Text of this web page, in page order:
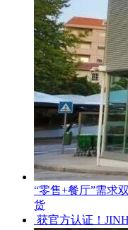
“零售+餐厅”需求
货
获官方认证！